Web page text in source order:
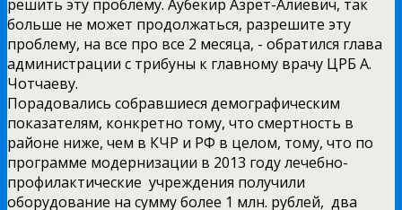
решить эту проблему. Аубекир Азрет-­Алиевич, так
больше не может продолжаться, разрешите эту
проблему, на все про все 2 месяца, -­ обратился глава
администрации с трибуны к главному врачу ЦРБ А.
Чотчаеву.
Порадовались собравшиеся демографическим
показателям, конкретно тому, что смертность в
районе ниже, чем в КЧР и РФ в целом, тому, что по
программе модернизации в 2013 году лечебно­-
профилактические учреждения получили
оборудование на сумму более 1 млн. рублей, два